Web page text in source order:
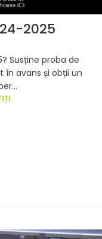
2025
Susține proba de
avans și obții un